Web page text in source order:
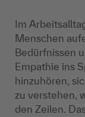
Im
Menschen
Bedürfnissen
Empathie ins
hinzuhören,
zu verstehen,
den Zeilen.